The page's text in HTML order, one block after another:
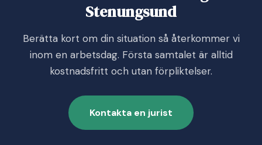
Stenungsund
Berätta kort om din situation så återkommer vi
inom en arbetsdag. Första samtalet är alltid
kostnadsfritt och utan förpliktelser.
Kontakta en jurist